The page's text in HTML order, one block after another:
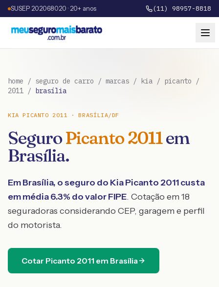
SUSEP 202068020 · 20+ anos (11) 98957-8818
home / seguro de carro / marcas / kia / picanto /
2011 / brasília
KIA PICANTO 2011·BRASÍLIA/DF
SeguroPicanto2011em
Brasília.
EmBrasília, o seguro do KiaPicanto 2011custa
em média6.3% do valor FIPE. Cotação em 18
seguradoras considerando CEP, garagem e perfil
do motorista.
Cotar Picanto 2011 em Brasília